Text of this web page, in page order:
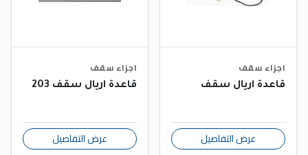
اجزاء سقف
قاعدة اريال سقف
عرض التفاصيل
اجزاء سقف
قاعدة اريال سقف 203
عرض التفاصيل